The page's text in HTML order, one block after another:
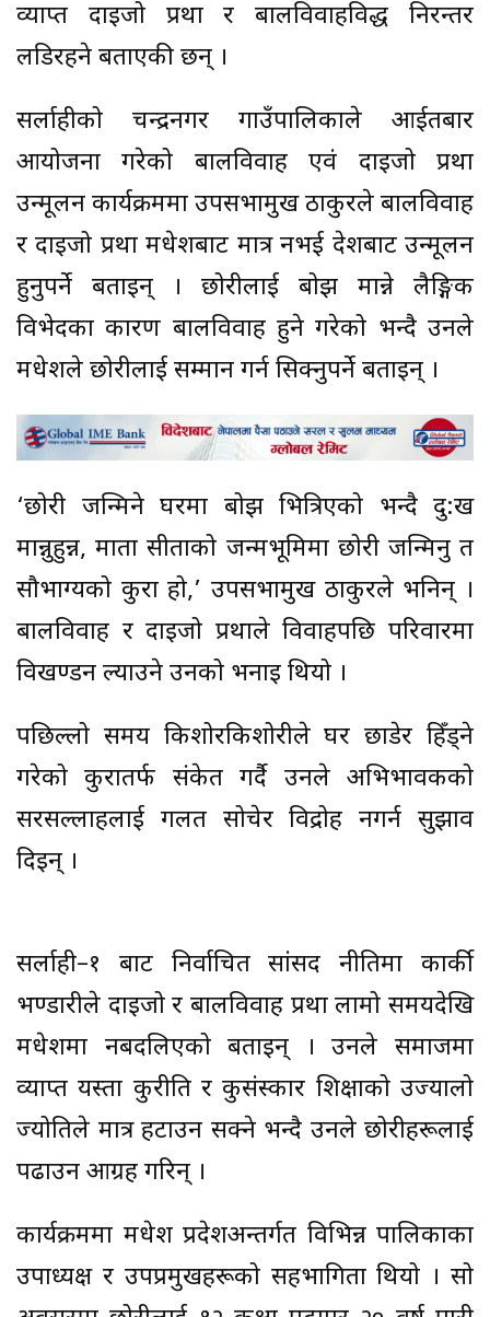
व्याप्त दाइजो प्रथा र बालविवाहविरुद्ध निरन्तर
लडिरहने बताएकी छन् ।
सर्लाहीको चन्द्रनगर गाउँपालिकाले आईतबार
आयोजना गरेको बालविवाह एवं दाइजो प्रथा
उन्मूलन कार्यक्रममा उपसभामुख ठाकुरले बालविवाह
र दाइजो प्रथा मधेशबाट मात्र नभई देशबाट उन्मूलन
हुनुपर्ने बताइन् । छोरीलाई बोझ मान्ने लैङ्गिक
विभेदका कारण बालविवाह हुने गरेको भन्दै उनले
मधेशले छोरीलाई सम्मान गर्न सिक्नुपर्ने बताइन् ।
‘छोरी जन्मिने घरमा बोझ भित्रिएको भन्दै दु:ख
मान्नुहुन्न, माता सीताको जन्मभूमिमा छोरी जन्मिनु त
सौभाग्यको कुरा हो,’ उपसभामुख ठाकुरले भनिन् ।
बालविवाह र दाइजो प्रथाले विवाहपछि परिवारमा
विखण्डन ल्याउने उनको भनाइ थियो ।
पछिल्लो समय किशोरकिशोरीले घर छाडेर हिँड्ने
गरेको कुरातर्फ संकेत गर्दै उनले अभिभावकको
सरसल्लाहलाई गलत सोचेर विद्रोह नगर्न सुझाव
दिइन् ।
सर्लाही–१ बाट निर्वाचित सांसद नीतिमा कार्की
भण्डारीले दाइजो र बालविवाह प्रथा लामो समयदेखि
मधेशमा नबदलिएको बताइन् । उनले समाजमा
व्याप्त यस्ता कुरीति र कुसंस्कार शिक्षाको उज्यालो
ज्योतिले मात्र हटाउन सक्ने भन्दै उनले छोरीहरूलाई
पढाउन आग्रह गरिन् ।
कार्यक्रममा मधेश प्रदेशअन्तर्गत विभिन्न पालिकाका
उपाध्यक्ष र उपप्रमुखहरूको सहभागिता थियो । सो